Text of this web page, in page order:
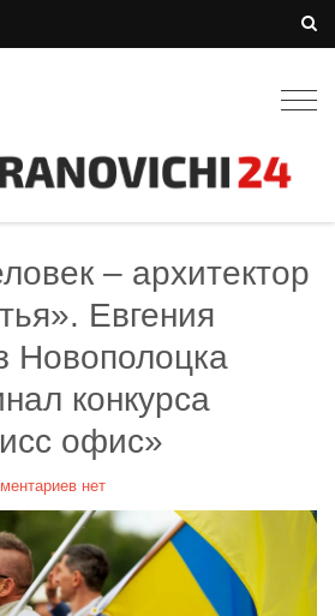
– архитектор
Евгения
Новополоцка
конкурса
офис»
нет